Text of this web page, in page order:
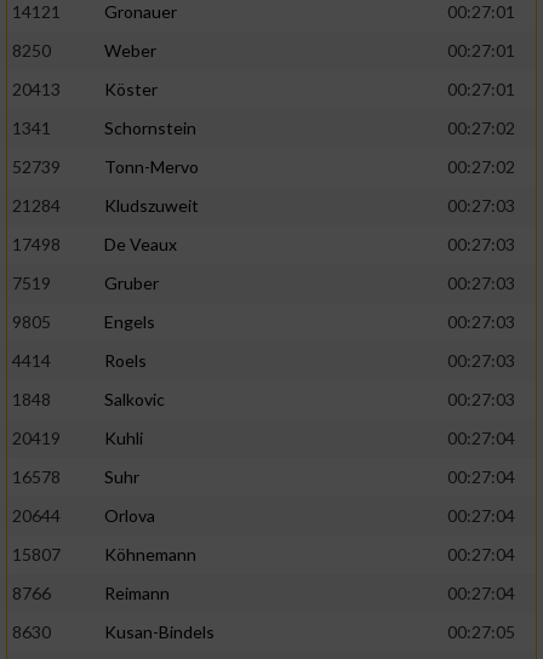
14121
Gronauer
00:27:01
8250
Weber
00:27:01
20413
Köster
00:27:01
1341
Schornstein
00:27:02
52739
Tonn-Mervo
00:27:02
21284
Kludszuweit
00:27:03
17498
De Veaux
00:27:03
7519
Gruber
00:27:03
9805
Engels
00:27:03
4414
Roels
00:27:03
1848
Salkovic
00:27:03
20419
Kuhli
00:27:04
16578
Suhr
00:27:04
20644
Orlova
00:27:04
15807
Köhnemann
00:27:04
8766
Reimann
00:27:04
8630
Kusan-Bindels
00:27:05